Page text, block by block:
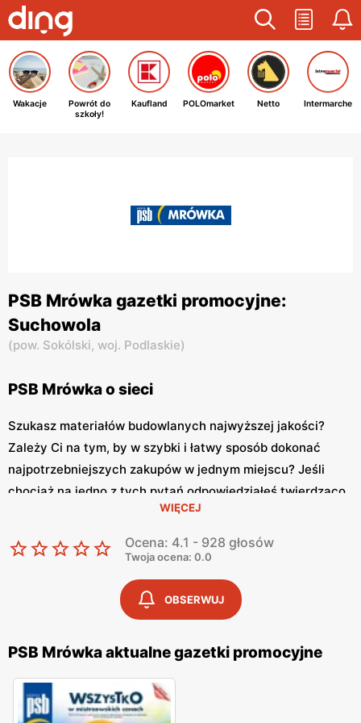
Wakacje
Powrót do
szkoły!
Kaufland POLOmarket Netto Intermarche
PSB Mrówka gazetki promocyjne:
Suchowola
(pow. Sokólski, woj. Podlaskie)
PSB Mrówka o sieci
Szukasz materiałów budowlanych najwyższej jakości?
Zależy Ci na tym, by w szybki i łatwy sposób dokonać
najpotrzebniejszych zakupów w jednym miejscu? Jeśli
chociaż na jedno z tych pytań odpowiedziałeś twierdząco,
mamy dla Ciebie doskonałą wiadomość. Idealnym
prezentem dla Ciebie może okazać się sklep mrówka, który
oferuje swoim klientom artykuły domowe oraz produkty
budowlane stworzone z myślą o wymagających
konsumentach, którzy doskonale wiedzą czego chcą.
Mrówka PSBto nic innego jak sklep budowlany mający w
swojej ofercie akcesoria oraz sprzęty z kategorii dom i
ogród. Mrówka to wyjątkowy sklep samoobsługowy, który
WIĘCEJ
Ocena: 4.1 - 928 głosów
Twoja ocena: 0.0
OBSERWUJ
PSB Mrówka aktualne gazetki promocyjne